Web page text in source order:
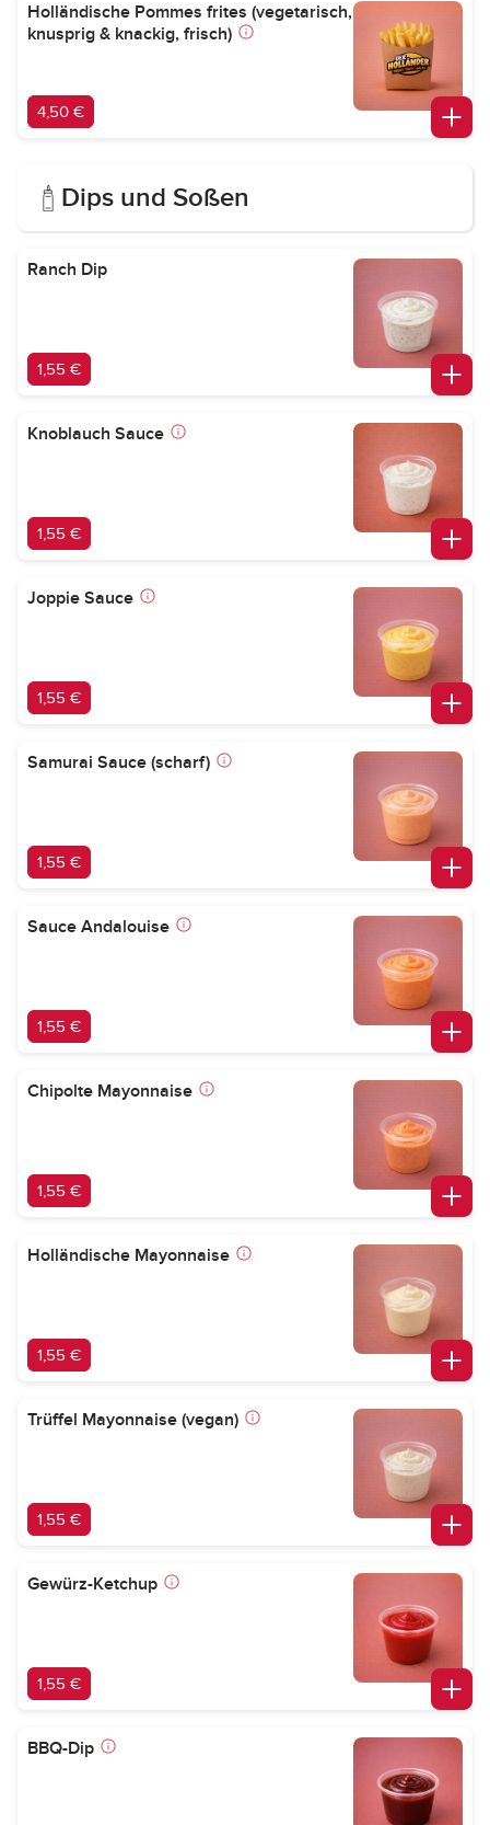
Holländische Pommes frites (vegetarisch,
knusprig & knackig, frisch)
4,50 €
Dips und Soßen
Ranch Dip
1,55 €
Knoblauch Sauce
1,55 €
Joppie Sauce
1,55 €
Samurai Sauce (scharf)
1,55 €
Sauce Andalouise
1,55 €
Chipolte Mayonnaise
1,55 €
Holländische Mayonnaise
1,55 €
Trüffel Mayonnaise (vegan)
1,55 €
Gewürz-Ketchup
1,55 €
BBQ-Dip